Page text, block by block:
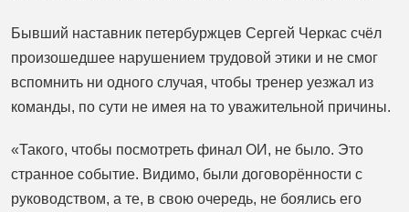
Бывший наставник петербуржцев Сергей Черкас счёл
произошедшее нарушением трудовой этики и не смог
вспомнить ни одного случая, чтобы тренер уезжал из
команды, по сути не имея на то уважительной причины.
«Такого, чтобы посмотреть финал ОИ, не было. Это
странное событие. Видимо, были договорённости с
руководством, а те, в свою очередь, не боялись его